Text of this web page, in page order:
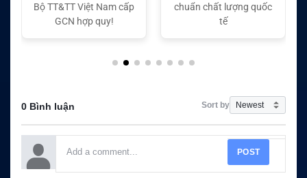
Bộ TT&TT Việt Nam cấp
GCN hợp quy!
chuẩn chất lượng quốc
tế
0 Bình luận Sort by
POST